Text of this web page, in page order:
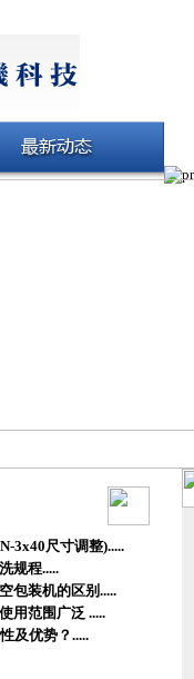
3x40尺寸调整).....
规程.....
包装机的区别.....
用范围广泛 .....
及优势？.....